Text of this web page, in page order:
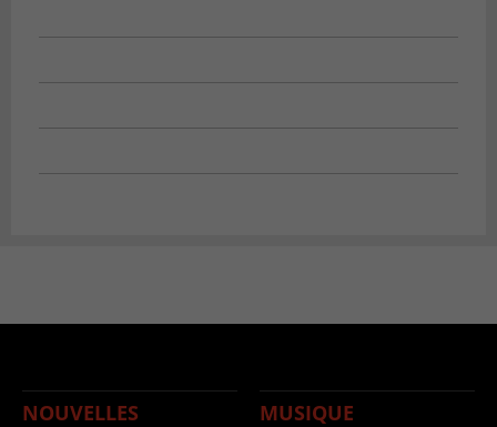
NOUVELLES MUSIQUE